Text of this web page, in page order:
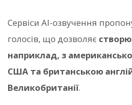
Сервіси AI-озвучення
голосів, що дозволяє
наприклад, з
США та британською
Великобританії.